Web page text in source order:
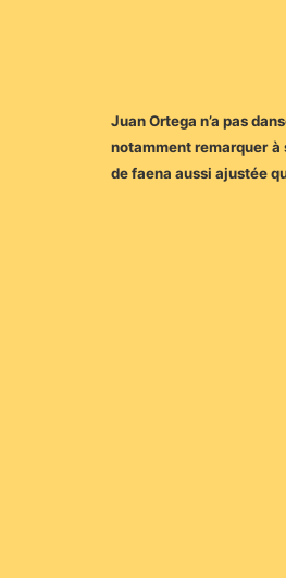
Juan Ortega n’a pas
notamment remarquer à
de faena aussi ajustée